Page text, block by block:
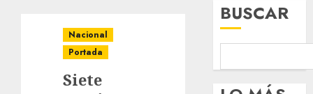
Nacional
Portada
Siete
BUSCAR